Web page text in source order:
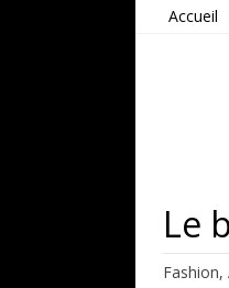
Accueil
Le